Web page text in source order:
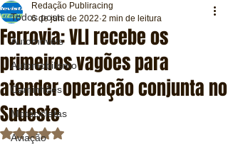
Todos posts
Automóveis
Automobilismo
Caminhões
Motocicletas
Aviação
Ferrovia: VLI recebe os
primeiros vagões para
atender operação conjunta no
Sudeste
Redação Publiracing
6 de jun. de 2022 2 min de leitura
Avaliado com NaN de 5 estrelas.